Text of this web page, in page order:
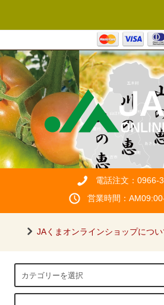
電話注文：0966-
営業時間：
JAくまオンラインショップについ